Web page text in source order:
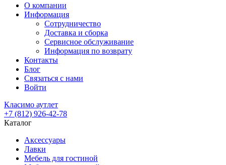
О компании
Информация
Сотрудничество
Доставка и сборка
Сервисное обслуживание
Информация по возврату
Контакты
Блог
Связаться с нами
Войти
Класимо аутлет
+7 (812) 926-42-78
Каталог
Аксессуары
Лавки
Мебель для гостиной